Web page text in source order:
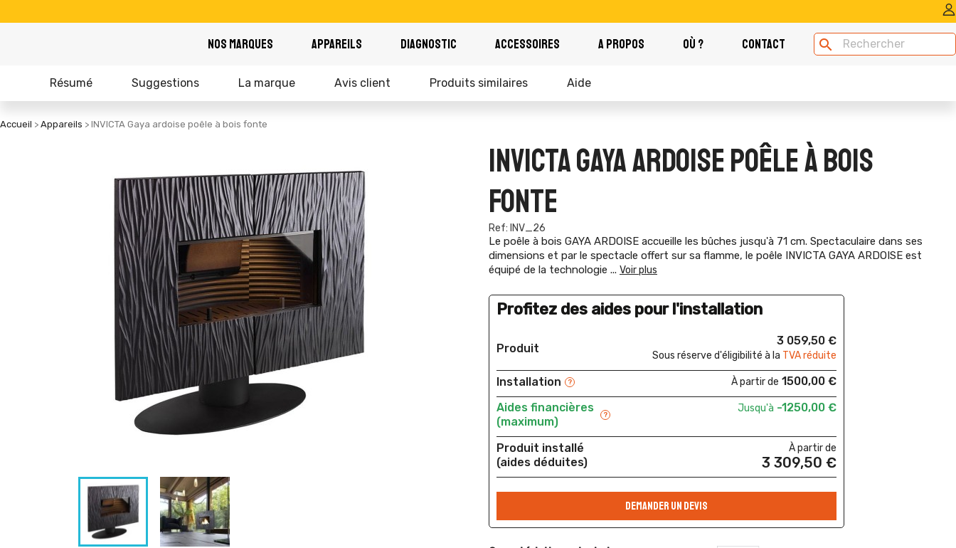
NOS MARQUES APPAREILS DIAGNOSTIC ACCESSOIRES A PROPOS OÙ ? CONTACT search
Accueil Appareils INVICTA Gaya ardoise poêle à bois fonte
Résumé Suggestions La marque Avis client Produits similaires Aide
INVICTA GAYA ARDOISE POÊLE À BOIS
FONTE
Ref: INV_26
Le poêle à bois GAYA ARDOISE accueille les bûches jusqu'à 71 cm. Spectaculaire dans ses
dimensions et par le spectacle offert sur sa flamme, le poêle INVICTA GAYA ARDOISE est
équipé de la technologie ... Voir plus
Profitez des aides pour l'installation
Produit
3 059,50 €
Sous réserve d'éligibilité à la TVA réduite
Installation ? À partir de 1500,00 €
Aides financières
(maximum)
?
Jusqu'à -1250,00 €
Produit installé
(aides déduites)
À partir de
3 309,50 €
DEMANDER UN DEVIS